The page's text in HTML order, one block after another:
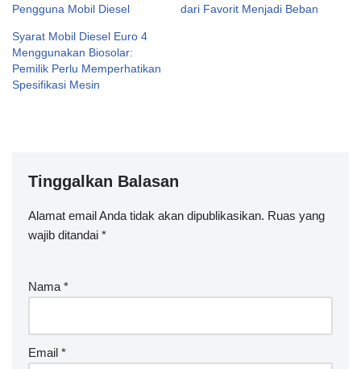
Pengguna Mobil Diesel dari Favorit Menjadi Beban
Syarat Mobil Diesel Euro 4
Menggunakan Biosolar:
Pemilik Perlu Memperhatikan
Spesifikasi Mesin
Tinggalkan Balasan
Alamat email Anda tidak akan dipublikasikan. Ruas yang
wajib ditandai *
Nama*
Email *
A
lt
n
ti
v